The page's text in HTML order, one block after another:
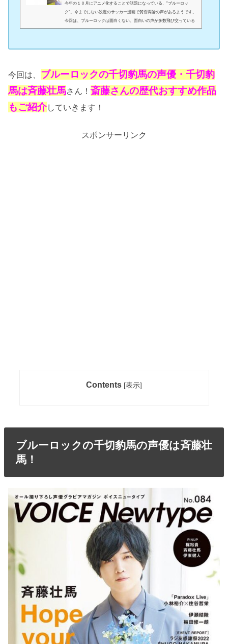
今年の１０月にアニメ化することで話題になっている、”ブルーロッ
ク”。今までにない設定のサッカー漫画で賛否両論の声があるようです。
今回は、ブルーロックは面白くない、面白いの声が多数飛び交っている
ので見ていき、そして見どころを紹介していきます！ブルーロックは面
今回は、 ブルーロックの千切豹馬の声優・千切豹
馬は斉藤壮馬さん！斎藤さんの歴代おすすめ作品
もご紹介していきます！
スポンサーリンク
Contents [表示]
ブルーロックの千切豹馬の声優は斉藤壮
馬！